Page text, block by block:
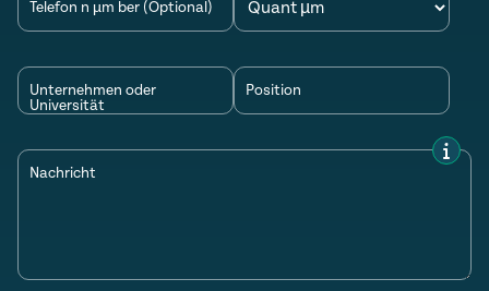
Telefon n µm ber (Optional)
Unternehmen oder
Universität
Position
Nachricht